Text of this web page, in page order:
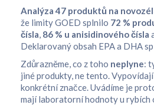
Analýza 47 produktů na
že limity GOED splnilo 72 %
čísla 86 % u anisidinového čísla
Deklarovaný obsah EPA a DHA
Zdůrazněme, co z toho neplyne:
jiné produkty, ne tento.
konkrétní značce. Uvádíme je
mají laboratorní hodnoty u rybích